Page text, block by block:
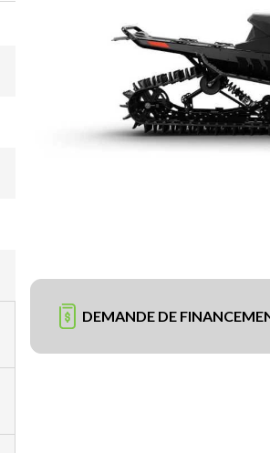
DEMANDE DE